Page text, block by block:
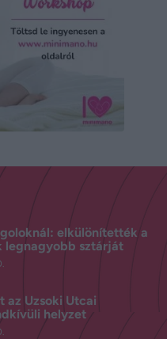
elkülönítették a
legnagyobb sztárját
az Uzsoki Utcai
helyzet